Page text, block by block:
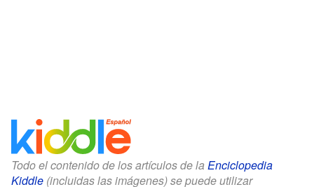
Todo el contenido de los artículos de la Enciclopedia
Kiddle (incluidas las imágenes) se puede utilizar